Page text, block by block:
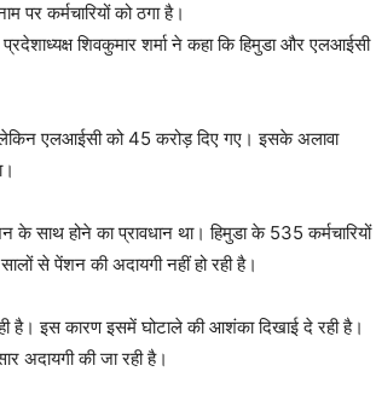
पर कर्मचारियों को ठगा है।
शिवकुमार शर्मा ने कहा कि हिमुडा और एलआईसी
एलआईसी को 45 करोड़ दिए गए। इसके अलावा
साथ होने का प्रावधान था। हिमुडा के 535 कर्मचारियों
से पेंशन की अदायगी नहीं हो रही है।
है। इस कारण इसमें घोटाले की आशंका दिखाई दे रही है।
अदायगी की जा रही है।